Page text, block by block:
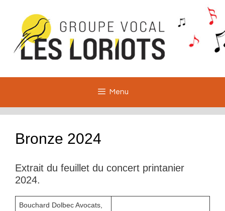
contenu
Menu
Bronze 2024
Extrait du feuillet du concert printanier
2024.
Bouchard Dolbec Avocats,